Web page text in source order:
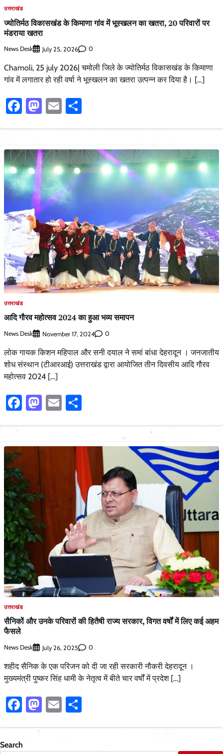
उत्तराखंड
ज्योतिर्मठ विकासखंड के किमाणा गांव में भूस्खलन का खतरा, 20 परिवारों पर
मंडराया खतरा
News Desk July 25, 2026 0
Chamoli, 25 july 2026| चमोली जिले के ज्योतिर्मठ विकासखंड के किमाणा
गांव में लगातार हो रही वर्षा ने भूस्खलन का खतरा उत्पन्न कर दिया है। […]
Facebook
Mastodon
Email
उत्तराखंड
आदि गौरव महोत्सव 2024 का हुआ भव्य समापन
News Desk November 17, 2024 0
लोक गायक किशन महिपाल और सनी दयाल ने समां बांधा देहरादून । जनजातीय
शोध संस्थान (टीआरआई) उत्तराखंड द्वारा आयोजित तीन दिवसीय आदि गौरव
महोत्सव 2024 […]
Facebook
Mastodon
Email
उत्तराखंड
सैनिकों और उनके परिवारों की हितैषी राज्य सरकार, विगत वर्षों में लिए कई अहम
फैसले
News Desk July 26, 2025 0
शहीद सैनिक के एक परिजन को दी जा रही सरकारी नौकरी देहरादून ।
मुख्यमंत्री पुष्कर सिंह धामी के नेतृत्व में बीते चार वर्षों में प्रदेश […]
Facebook
Mastodon
Email
Search